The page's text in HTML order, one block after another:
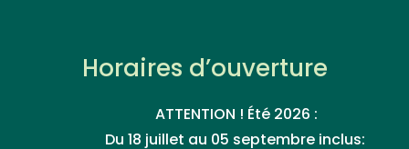
Horaires d’ouverture
ATTENTION ! Été 2026 :
Du 18 juillet au 05 septembre inclus: